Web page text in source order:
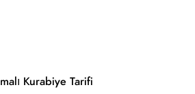
Kurabiye Tarifi